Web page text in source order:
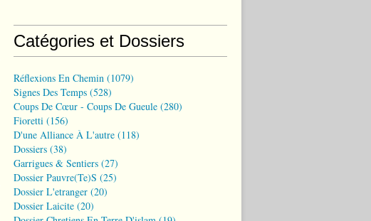
Catégories et Dossiers
Réflexions En Chemin (1079)
Signes Des Temps (528)
Coups De Cœur - Coups De Gueule (280)
Fioretti (156)
D'une Alliance À L'autre (118)
Dossiers (38)
Garrigues & Sentiers (27)
Dossier Pauvre(te)s (25)
Dossier L'etranger (20)
Dossier Laicite (20)